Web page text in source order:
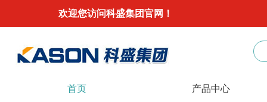
欢迎您访问科盛集团官网！
首页 产品中心